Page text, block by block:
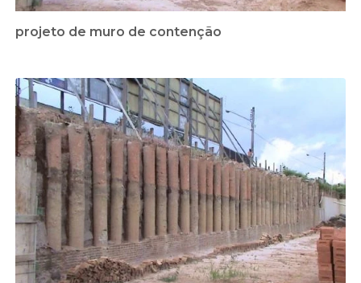
projeto de muro de contenção